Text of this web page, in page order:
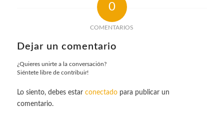
0
COMENTARIOS
Dejar un comentario
¿Quieres unirte a la conversación?
Siéntete libre de contribuir!
Lo siento, debes estar conectadopara publicar un
comentario.